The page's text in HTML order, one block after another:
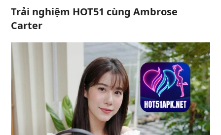
Trải nghiệm HOT51 cùng Ambrose
Carter